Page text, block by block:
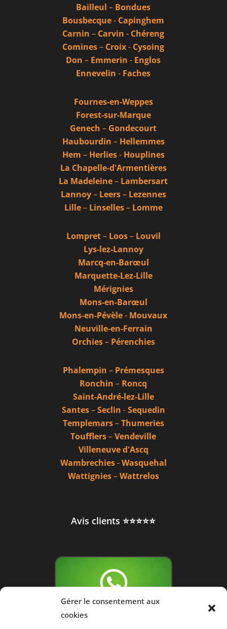
Gérer le consentement aux
cookies
Bailleul – Bondues
Bousbecque- Capinghem
Carnin – Carvin - Chéreng
Comines– Croix- Cysoing
Don – Emmerin - Englos
Ennevelin - Faches
Fournes-en-Weppes
Forest-sur-Marque
Genech – Gondecourt
Haubourdin – Hellemmes
Hem – Herlies- Houplines
La Chapelle-d'Armentières
La Madeleine– Lambersart
Lannoy– Leers– Lezennes
Lille– Linselles– Lomme
Lompret– Loos– Louvil
Lys-lez-Lannoy
Marcq-en-Barœul
Marquette-Lez-Lille
Mérignies
Mons-en-Barœul
Mons-en-Pévèle- Mouvaux
Neuville-en-Ferrain
Orchies– Pérenchies
Phalempin – Prémesques
Ronchin – Roncq
Saint-André-lez-Lille
Santes–Seclin -Sequedin
Templemars–Thumeries
Toufflers–Vendeville
Villeneuve d'Ascq
Wambrechies-Wasquehal
Wattignies–Wattrelos
Avis clients ⭐⭐⭐⭐⭐